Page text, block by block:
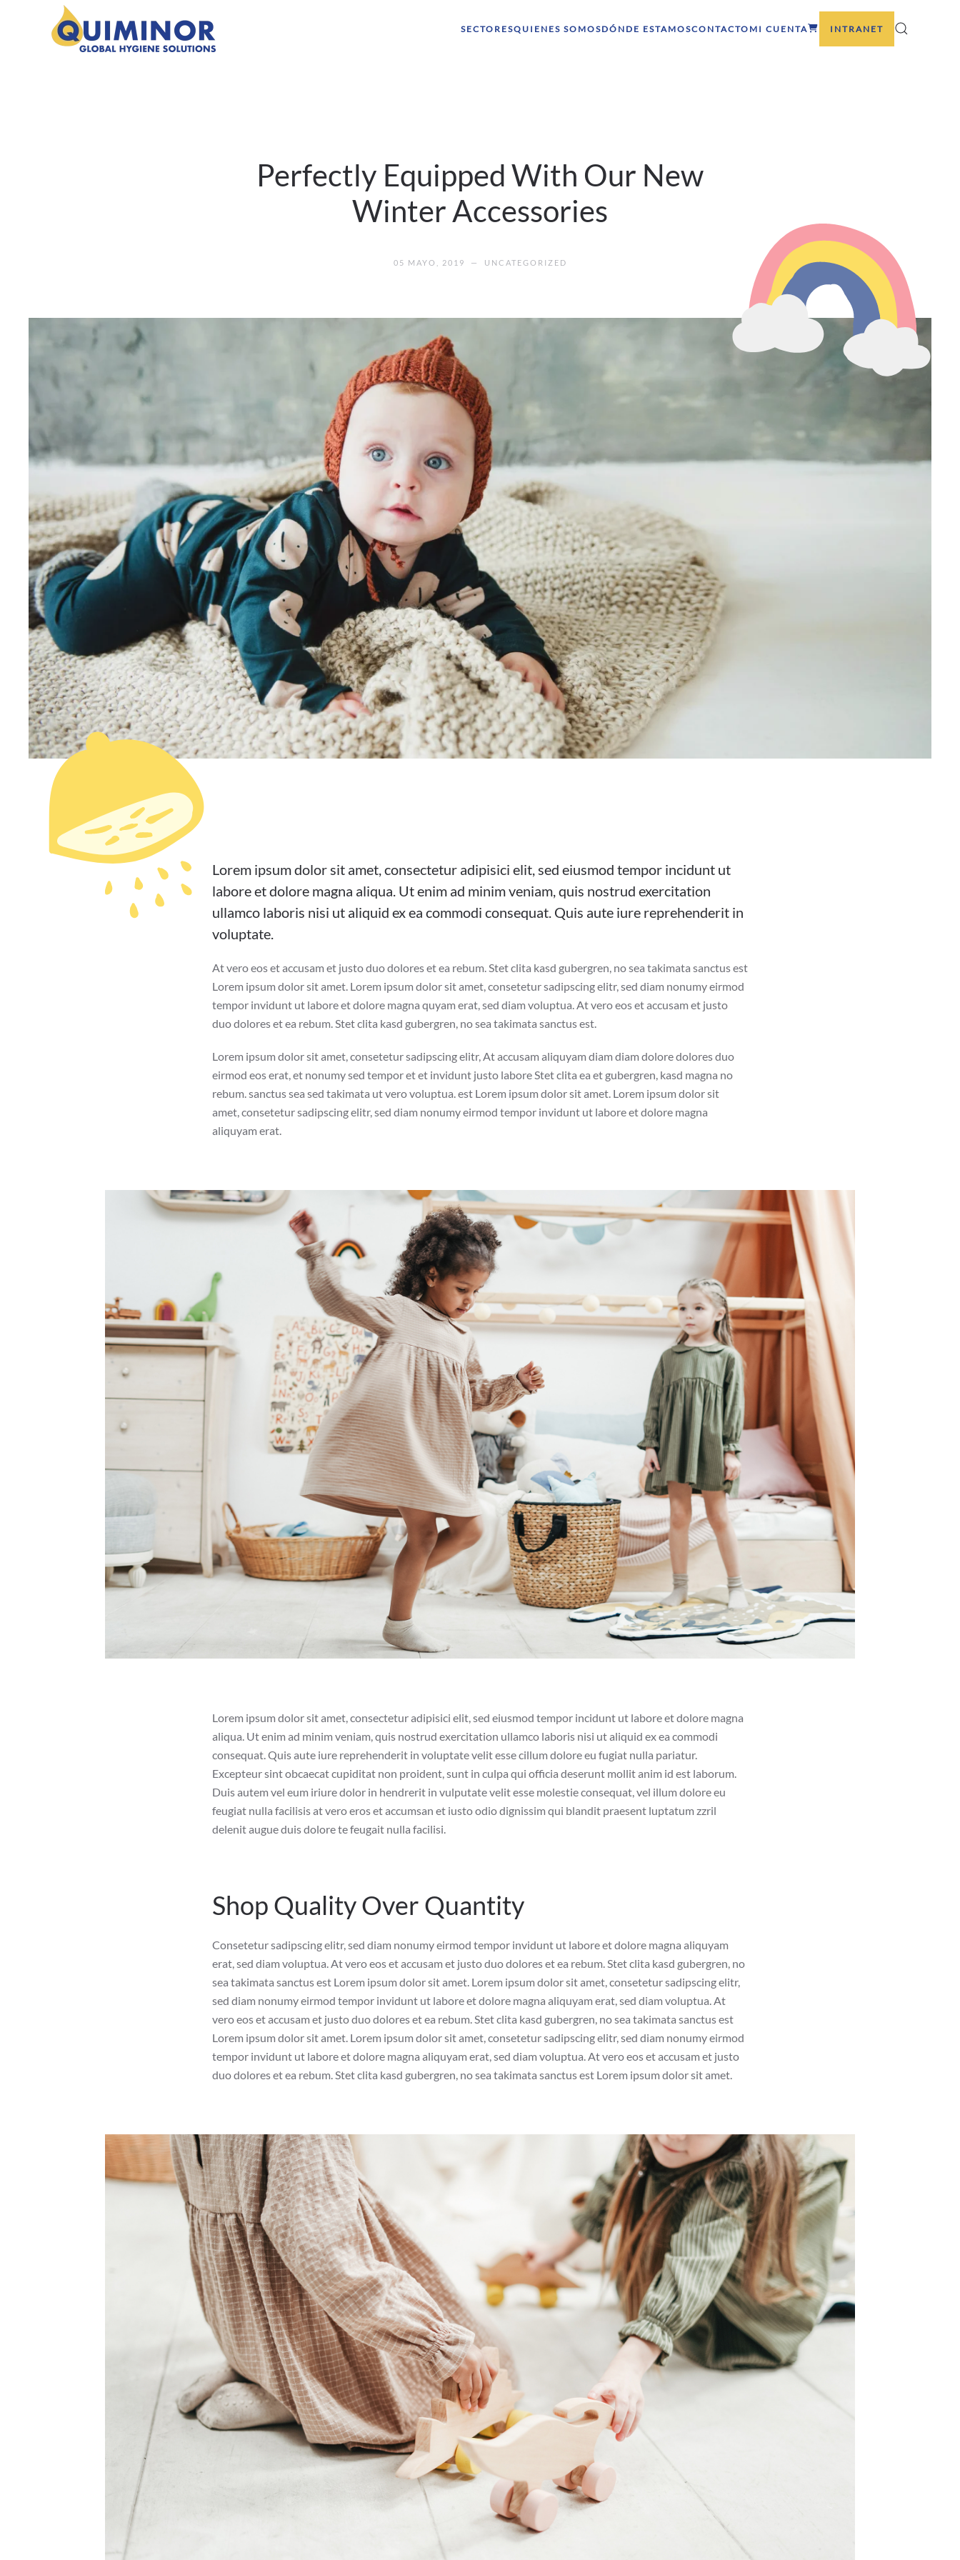
Ir al contenido principal SECTORESQUIENES SOMOSDÓNDE ESTAMOSCONTACTO MI CUENTA INTRANET
Perfectly Equipped With Our New
Winter Accessories
05 MAYO, 2019 — UNCATEGORIZED
Lorem ipsum dolor sit amet, consectetur adipisici elit, sed eiusmod tempor incidunt ut
labore et dolore magna aliqua. Ut enim ad minim veniam, quis nostrud exercitation
ullamco laboris nisi ut aliquid ex ea commodi consequat. Quis aute iure reprehenderit in
voluptate.
At vero eos et accusam et justo duo dolores et ea rebum. Stet clita kasd gubergren, no sea takimata sanctus est
Lorem ipsum dolor sit amet. Lorem ipsum dolor sit amet, consetetur sadipscing elitr, sed diam nonumy eirmod
tempor invidunt ut labore et dolore magna quyam erat, sed diam voluptua. At vero eos et accusam et justo
duo dolores et ea rebum. Stet clita kasd gubergren, no sea takimata sanctus est.
Lorem ipsum dolor sit amet, consetetur sadipscing elitr, At accusam aliquyam diam diam dolore dolores duo
eirmod eos erat, et nonumy sed tempor et et invidunt justo labore Stet clita ea et gubergren, kasd magna no
rebum. sanctus sea sed takimata ut vero voluptua. est Lorem ipsum dolor sit amet. Lorem ipsum dolor sit
amet, consetetur sadipscing elitr, sed diam nonumy eirmod tempor invidunt ut labore et dolore magna
aliquyam erat.
Lorem ipsum dolor sit amet, consectetur adipisici elit, sed eiusmod tempor incidunt ut labore et dolore magna
aliqua. Ut enim ad minim veniam, quis nostrud exercitation ullamco laboris nisi ut aliquid ex ea commodi
consequat. Quis aute iure reprehenderit in voluptate velit esse cillum dolore eu fugiat nulla pariatur.
Excepteur sint obcaecat cupiditat non proident, sunt in culpa qui officia deserunt mollit anim id est laborum.
Duis autem vel eum iriure dolor in hendrerit in vulputate velit esse molestie consequat, vel illum dolore eu
feugiat nulla facilisis at vero eros et accumsan et iusto odio dignissim qui blandit praesent luptatum zzril
delenit augue duis dolore te feugait nulla facilisi.
Shop Quality Over Quantity
Consetetur sadipscing elitr, sed diam nonumy eirmod tempor invidunt ut labore et dolore magna aliquyam
erat, sed diam voluptua. At vero eos et accusam et justo duo dolores et ea rebum. Stet clita kasd gubergren, no
sea takimata sanctus est Lorem ipsum dolor sit amet. Lorem ipsum dolor sit amet, consetetur sadipscing elitr,
sed diam nonumy eirmod tempor invidunt ut labore et dolore magna aliquyam erat, sed diam voluptua. At
vero eos et accusam et justo duo dolores et ea rebum. Stet clita kasd gubergren, no sea takimata sanctus est
Lorem ipsum dolor sit amet. Lorem ipsum dolor sit amet, consetetur sadipscing elitr, sed diam nonumy eirmod
tempor invidunt ut labore et dolore magna aliquyam erat, sed diam voluptua. At vero eos et accusam et justo
duo dolores et ea rebum. Stet clita kasd gubergren, no sea takimata sanctus est Lorem ipsum dolor sit amet.